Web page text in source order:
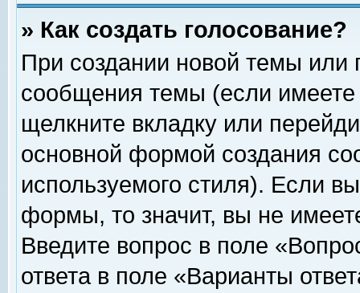
» Как создать голосование?
При создании новой темы или
сообщения темы (если
щелкните вкладку или
основной формой создания
используемого стиля). Если
формы, то значит, вы не
Введите вопрос в поле
ответа в поле «Варианты